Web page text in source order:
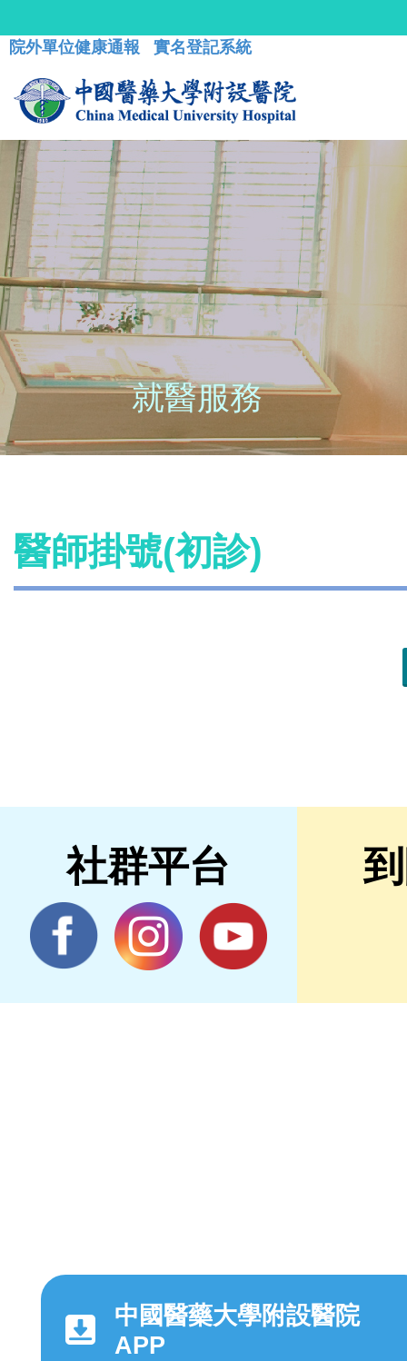
院外單位健康通報 實名登記系統
就醫服務
醫師掛號(初診)
社群平台
中國醫藥大學附設醫院
APP